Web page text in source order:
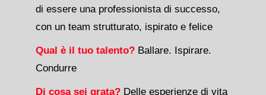
di essere una professionista di successo,
con un team strutturato, ispirato e felice
Qual è il tuo talento?Ballare. Ispirare.
Condurre
Di cosa sei grata?Delle esperienze di vita